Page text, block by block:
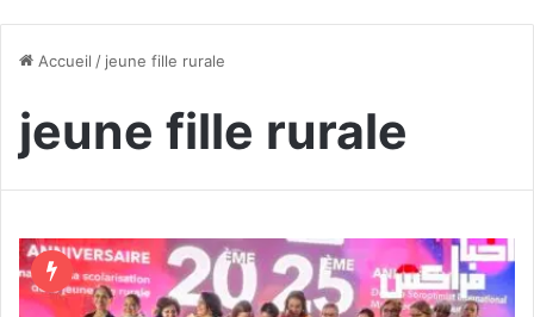
Accueil / jeune fille rurale
jeune fille rurale